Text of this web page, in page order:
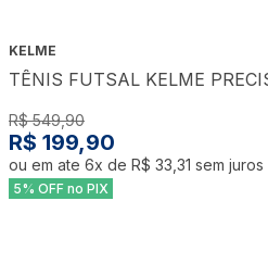
KELME
TÊNIS FUTSAL KELME
R$ 549,90
R$ 199,90
ou em ate 6x de R$ 33,31 sem juros
5% OFF no PIX